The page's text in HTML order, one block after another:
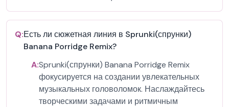
Q:Есть ли сюжетная линия в Sprunki(спрунки)
Banana Porridge Remix?
A:Sprunki(спрунки) Banana Porridge Remix
фокусируется на создании увлекательных
музыкальных головоломок. Наслаждайтесь
творческими задачами и ритмичным